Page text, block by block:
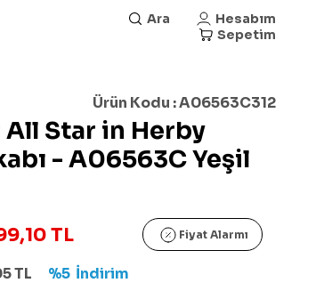
Ara
Hesabım
Sepetim
Ürün Kodu :A06563C312
Star in Herby
- A06563C Yeşil
TL Fiyat Alarmı
TL %5 İndirim